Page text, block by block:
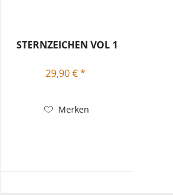
STERNZEICHEN VOL 1
29,90 € *
Merken